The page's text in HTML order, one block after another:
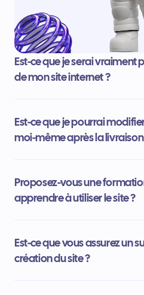
Est-ce que je serai vraiment
de mon site internet ?
Est-ce que je pourrai
moi-même après la
Proposez-vous une
apprendre à utiliser le site ?
Est-ce que vous assurez un
création du site ?